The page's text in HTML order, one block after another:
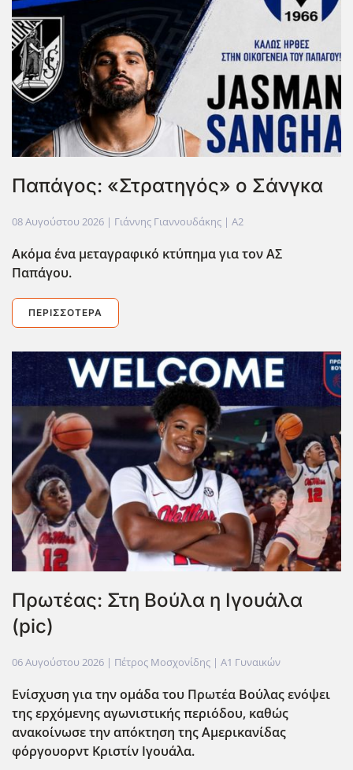
Παπάγος: «Στρατηγός» ο Σάνγκα
08 Αυγούστου 2026 | Γιάννης Γιαννουδάκης | A2
Ακόμα ένα μεταγραφικό κτύπημα για τον ΑΣ
Παπάγου.
ΠΕΡΙΣΣΌΤΕΡΑ
Πρωτέας: Στη Βούλα η Ιγουάλα
(pic)
06 Αυγούστου 2026 | Πέτρος Μοσχονίδης | Α1 Γυναικών
Ενίσχυση για την ομάδα του Πρωτέα Βούλας ενόψει
της ερχόμενης αγωνιστικής περιόδου, καθώς
ανακοίνωσε την απόκτηση της Αμερικανίδας
φόργουορντ Κριστίν Ιγουάλα.